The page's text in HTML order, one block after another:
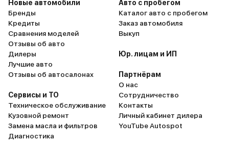
Новые автомобили
Бренды
Кредиты
Сравнения моделей
Отзывы об авто
Дилеры
Лучшие авто
Отзывы об автосалонах
Сервисы и ТО
Техническое обслуживание
Кузовной ремонт
Замена масла и фильтров
Диагностика
Авто с пробегом
Каталог авто с пробегом
Заказ автомобиля
Выкуп
Юр. лицам и ИП
Партнёрам
О нас
Сотрудничество
Контакты
Личный кабинет дилера
YouTube Autospot